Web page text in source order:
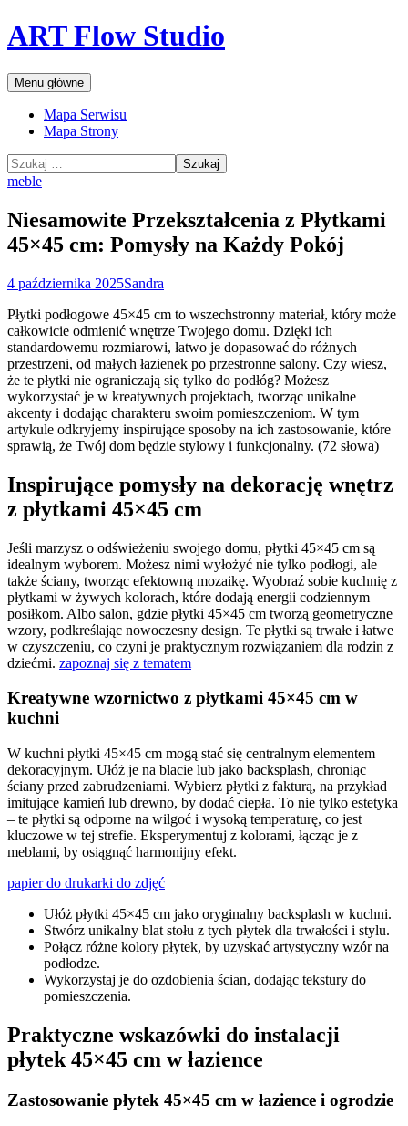
Przejdź
do
ART Flow Studio
Szukaj
Menu główne
Mapa Serwisu
Mapa Strony
Szukaj:
meble
Niesamowite Przekształcenia z Płytkami
45×45 cm: Pomysły na Każdy Pokój
4 października 2025Sandra
Płytki podłogowe 45×45 cm to wszechstronny materiał, który może
całkowicie odmienić wnętrze Twojego domu. Dzięki ich
standardowemu rozmiarowi, łatwo je dopasować do różnych
przestrzeni, od małych łazienek po przestronne salony. Czy wiesz,
że te płytki nie ograniczają się tylko do podłóg? Możesz
wykorzystać je w kreatywnych projektach, tworząc unikalne
akcenty i dodając charakteru swoim pomieszczeniom. W tym
artykule odkryjemy inspirujące sposoby na ich zastosowanie, które
sprawią, że Twój dom będzie stylowy i funkcjonalny. (72 słowa)
Inspirujące pomysły na dekorację wnętrz
z płytkami 45×45 cm
Jeśli marzysz o odświeżeniu swojego domu, płytki 45×45 cm są
idealnym wyborem. Możesz nimi wyłożyć nie tylko podłogi, ale
także ściany, tworząc efektowną mozaikę. Wyobraź sobie kuchnię z
płytkami w żywych kolorach, które dodają energii codziennym
posiłkom. Albo salon, gdzie płytki 45×45 cm tworzą geometryczne
wzory, podkreślając nowoczesny design. Te płytki są trwałe i łatwe
w czyszczeniu, co czyni je praktycznym rozwiązaniem dla rodzin z
dziećmi. zapoznaj się z tematem
Kreatywne wzornictwo z płytkami 45×45 cm w
kuchni
W kuchni płytki 45×45 cm mogą stać się centralnym elementem
dekoracyjnym. Ułóż je na blacie lub jako backsplash, chroniąc
ściany przed zabrudzeniami. Wybierz płytki z fakturą, na przykład
imitujące kamień lub drewno, by dodać ciepła. To nie tylko estetyka
– te płytki są odporne na wilgoć i wysoką temperaturę, co jest
kluczowe w tej strefie. Eksperymentuj z kolorami, łącząc je z
meblami, by osiągnąć harmonijny efekt.
papier do drukarki do zdjęć
Ułóż płytki 45×45 cm jako oryginalny backsplash w kuchni.
Stwórz unikalny blat stołu z tych płytek dla trwałości i stylu.
Połącz różne kolory płytek, by uzyskać artystyczny wzór na
podłodze.
Wykorzystaj je do ozdobienia ścian, dodając tekstury do
pomieszczenia.
Praktyczne wskazówki do instalacji
płytek 45×45 cm w łazience
Zastosowanie płytek 45×45 cm w łazience i ogrodzie